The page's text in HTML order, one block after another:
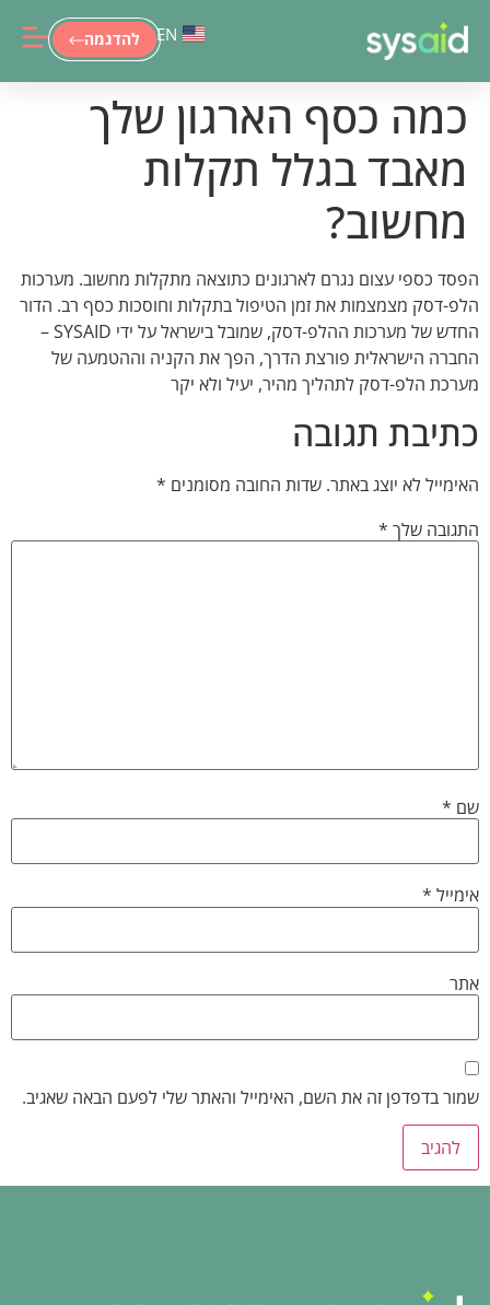
להדגמה EN
כמה כסף הארגון שלך
מאבד בגלל תקלות
מחשוב?
הפסד כספי עצום נגרם לארגונים כתוצאה מתקלות מחשוב. מערכות
הלפ-דסק מצמצמות את זמן הטיפול בתקלות וחוסכות כסף רב. הדור
החדש של מערכות ההלפ-דסק, שמובל בישראל על ידי SYSAID –
החברה הישראלית פורצת הדרך, הפך את הקניה וההטמעה של
מערכת הלפ-דסק לתהליך מהיר, יעיל ולא יקר
כתיבת תגובה
האימייל לא יוצג באתר. שדות החובה מסומנים *
התגובה שלך *
שם *
אימייל *
אתר
שמור בדפדפן זה את השם, האימייל והאתר שלי לפעם הבאה שאגיב.